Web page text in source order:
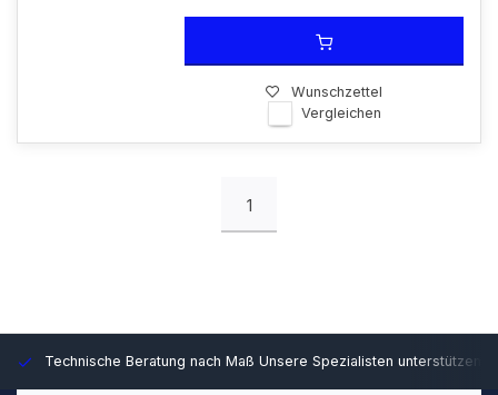
Wunschzettel
Vergleichen
1
Europäische DistributionMit unserer europaweiten Abdeckung